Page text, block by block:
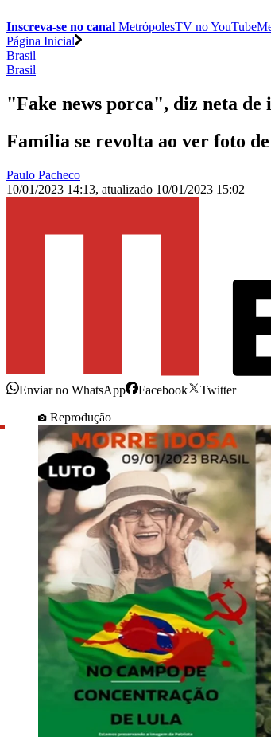
Inscreva-se no canal MetrópolesTV noYouTube
Página Inicial
Brasil
Brasil
"Fake news porca", diz neta de
Família se revolta ao ver foto
Paulo Pacheco
10/01/2023 14:13, atualizado 10/01/2023 15:02
Enviar no WhatsApp Facebook
Twitter
Reprodução